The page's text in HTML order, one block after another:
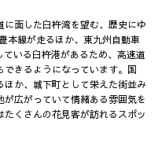
面した臼杵湾を望む、歴史にゆ
本線が走るほか、東九州自動車
いる臼杵港があるため、高速道
きるようになっています。国
か、城下町として栄えた街並み
広がっていて情緒ある雰囲気を
くさんの花見客が訪れるスポッ